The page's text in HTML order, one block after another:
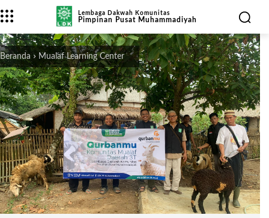
Lembaga Dakwah Komunitas
Pimpinan Pusat Muhammadiyah
Beranda Mualaf Learning Center